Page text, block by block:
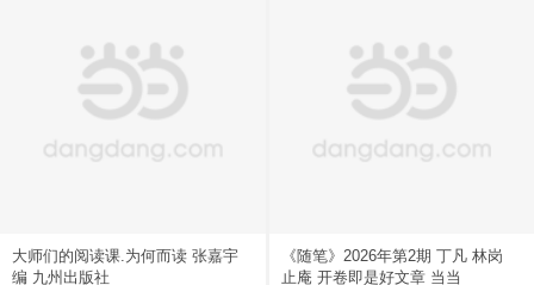
大师们的阅读课.为何而读 张嘉宇
编 九州出版社
《随笔》2026年第2期 丁凡 林岗
止庵 开卷即是好文章 当当